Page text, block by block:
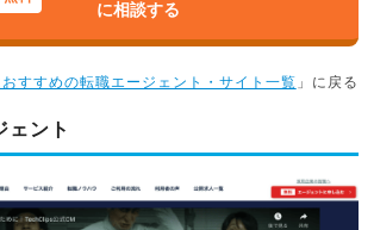
に相談する
すすめの転職エージェント・サイト一覧 」に戻る
ェント